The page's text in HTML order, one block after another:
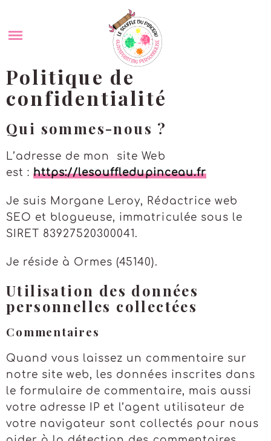
content
POLITIQUE DE COOKIES (UE)
Politique de
confidentialité
Qui sommes-nous ?
L’adresse de mon site Web
est :https://lesouffledupinceau.fr
Je suis Morgane Leroy, Rédactrice web
SEO et blogueuse, immatriculée sous le
SIRET 83927520300041.
Je réside à Ormes (45140).
Utilisation des données
personnelles collectées
Commentaires
Quand vous laissez un commentaire sur
notre site web, les données inscrites dans
le formulaire de commentaire, mais aussi
votre adresse IP et l’agent utilisateur de
votre navigateur sont collectés pour nous